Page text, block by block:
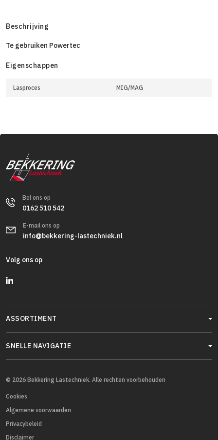
Beschrijving
Te gebruiken Powertec
Eigenschappen
Lasproces MIG/MAG
Bel ons op
0162 510 542
E-mail ons op
info@bekkering-lastechniek.nl
Volg ons op
ASSORTIMENT
SNELLE NAVIGATIE
© 2026 Bekkering Lastechniek. Alle rechten voorbehouden
Cookies
Algemene voorwaarden
Privacybeleid
Disclaimer